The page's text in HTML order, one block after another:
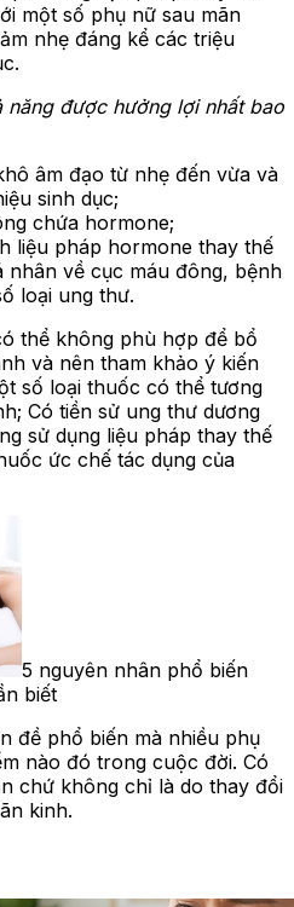
một số phụ nữ sau mãn
nhẹ đáng kể các triệu
năng được hưởng lợi nhất bao
âm đạo từ nhẹ đến vừa và
sinh dục;
chứa hormone;
liệu pháp hormone thay thế
nhân về cục máu đông, bệnh
loại ung thư.
thể không phù hợp để bổ
và nên tham khảo ý kiến
số loại thuốc có thể tương
Có tiền sử ung thư dương
sử dụng liệu pháp thay thế
ức chế tác dụng của
5 nguyên nhân phổ biến
biết
đề phổ biến mà nhiều phụ
nào đó trong cuộc đời. Có
chứ không chỉ là do thay đổi
kinh.